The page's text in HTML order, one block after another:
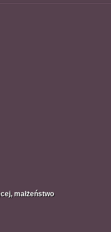
małżeństwo